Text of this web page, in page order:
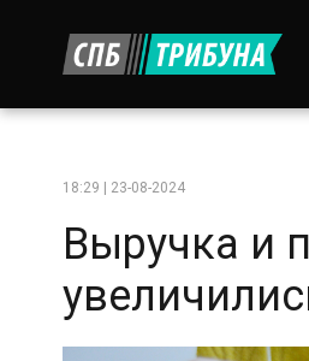
18:29 | 23-08-2024
Выручка и